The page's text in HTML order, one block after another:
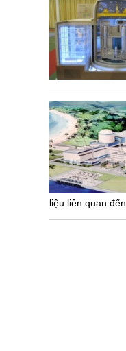
liệu liên quan